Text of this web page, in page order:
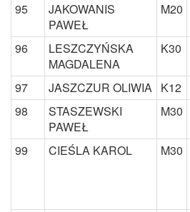
95
JAKOWANIS
PAWEŁ
M20
96
LESZCZYŃSKA
MAGDALENA
K30
97 JASZCZUR OLIWIA K12
98
STASZEWSKI
PAWEŁ
M30
99 CIEŚLA KAROL M30